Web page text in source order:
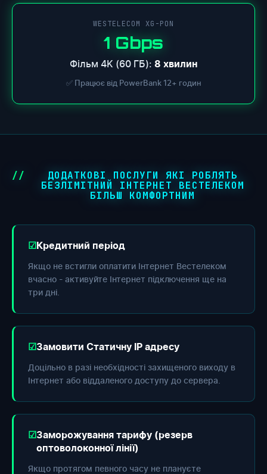
WESTELECOM XG-PON
1 Gbps
Фільм 4K (60 ГБ): 8 хвилин
✅ Працює від PowerBank 12+ годин
ДОДАТКОВІ ПОСЛУГИ ЯКІ РОБЛЯТЬ
БЕЗЛІМІТНИЙ ІНТЕРНЕТ ВЕСТЕЛЕКОМ
БІЛЬШ КОМФОРТНИМ
Кредитний період
Якщо не встигли оплатити Інтернет Вестелеком
вчасно - активуйте Інтернет підключення ще на
три дні.
Замовити Статичну IP адресу
Доцільно в разі необхідності захищеного виходу в
Інтернет або віддаленого доступу до сервера.
Заморожування тарифу (резерв
оптоволоконної лінії)
Якщо протягом певного часу не плануєте